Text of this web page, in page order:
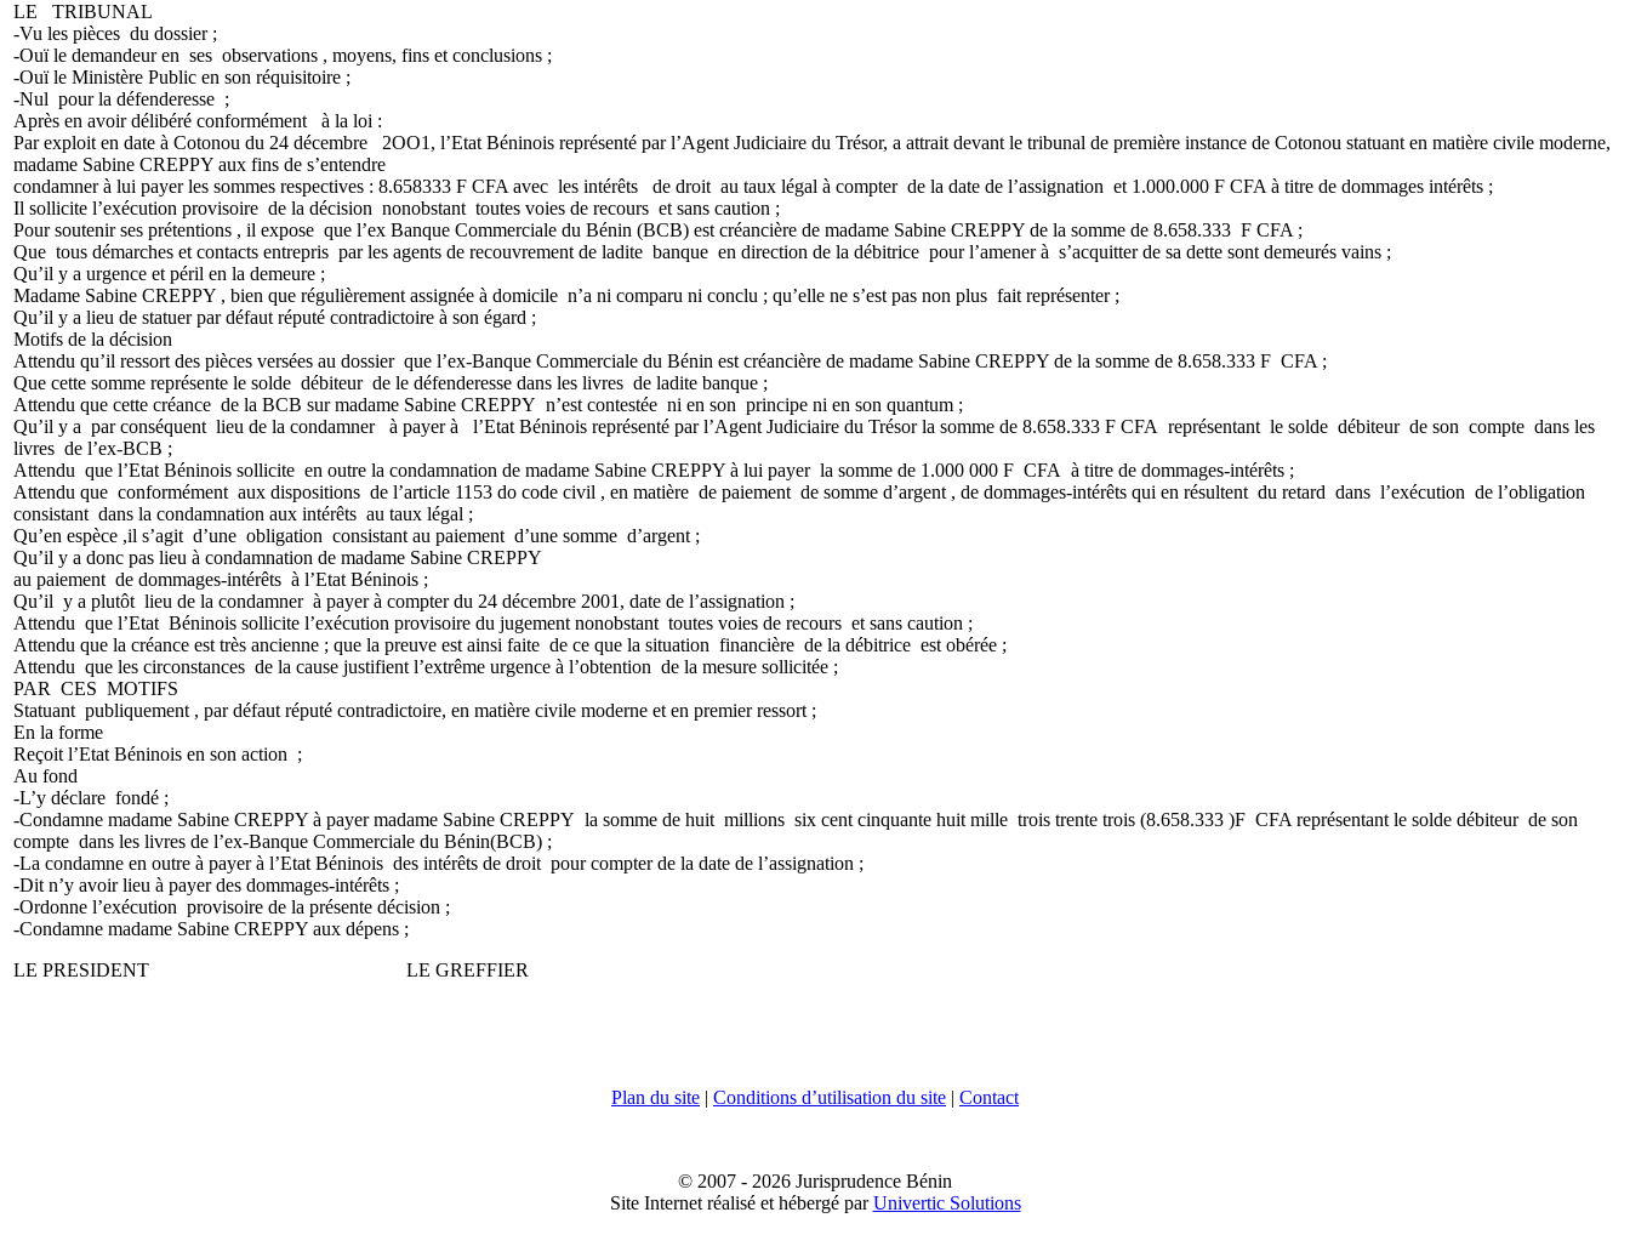
LE TRIBUNAL
-Vu les pièces du dossier ;
-Ouï le demandeur en ses observations , moyens, fins et conclusions ;
-Ouï le Ministère Public en son réquisitoire ;
-Nul pour la défenderesse ;
Après en avoir délibéré conformément à la loi :
Par exploit en date à Cotonou du 24 décembre 2OO1, l’Etat Béninois représenté par l’Agent Judiciaire du Trésor, a attrait devant le tribunal de première instance de Cotonou statuant en matière civile moderne,
madame Sabine CREPPY aux fins de s’entendre
condamner à lui payer les sommes respectives : 8.658333 F CFA avec les intérêts de droit au taux légal à compter de la date de l’assignation et 1.000.000 F CFA à titre de dommages intérêts ;
Il sollicite l’exécution provisoire de la décision nonobstant toutes voies de recours et sans caution ;
Pour soutenir ses prétentions , il expose que l’ex Banque Commerciale du Bénin (BCB) est créancière de madame Sabine CREPPY de la somme de 8.658.333 F CFA ;
Que tous démarches et contacts entrepris par les agents de recouvrement de ladite banque en direction de la débitrice pour l’amener à s’acquitter de sa dette sont demeurés vains ;
Qu’il y a urgence et péril en la demeure ;
Madame Sabine CREPPY , bien que régulièrement assignée à domicile n’a ni comparu ni conclu ; qu’elle ne s’est pas non plus fait représenter ;
Qu’il y a lieu de statuer par défaut réputé contradictoire à son égard ;
Motifs de la décision
Attendu qu’il ressort des pièces versées au dossier que l’ex-Banque Commerciale du Bénin est créancière de madame Sabine CREPPY de la somme de 8.658.333 F CFA ;
Que cette somme représente le solde débiteur de le défenderesse dans les livres de ladite banque ;
Attendu que cette créance de la BCB sur madame Sabine CREPPY n’est contestée ni en son principe ni en son quantum ;
Qu’il y a par conséquent lieu de la condamner à payer à l’Etat Béninois représenté par l’Agent Judiciaire du Trésor la somme de 8.658.333 F CFA représentant le solde débiteur de son compte dans les
livres de l’ex-BCB ;
Attendu que l’Etat Béninois sollicite en outre la condamnation de madame Sabine CREPPY à lui payer la somme de 1.000 000 F CFA à titre de dommages-intérêts ;
Attendu que conformément aux dispositions de l’article 1153 do code civil , en matière de paiement de somme d’argent , de dommages-intérêts qui en résultent du retard dans l’exécution de l’obligation
consistant dans la condamnation aux intérêts au taux légal ;
Qu’en espèce ,il s’agit d’une obligation consistant au paiement d’une somme d’argent ;
Qu’il y a donc pas lieu à condamnation de madame Sabine CREPPY
au paiement de dommages-intérêts à l’Etat Béninois ;
Qu’il y a plutôt lieu de la condamner à payer à compter du 24 décembre 2001, date de l’assignation ;
Attendu que l’Etat Béninois sollicite l’exécution provisoire du jugement nonobstant toutes voies de recours et sans caution ;
Attendu que la créance est très ancienne ; que la preuve est ainsi faite de ce que la situation financière de la débitrice est obérée ;
Attendu que les circonstances de la cause justifient l’extrême urgence à l’obtention de la mesure sollicitée ;
PAR CES MOTIFS
Statuant publiquement , par défaut réputé contradictoire, en matière civile moderne et en premier ressort ;
En la forme
Reçoit l’Etat Béninois en son action ;
Au fond
-L’y déclare fondé ;
-Condamne madame Sabine CREPPY à payer madame Sabine CREPPY la somme de huit millions six cent cinquante huit mille trois trente trois (8.658.333 )F CFA représentant le solde débiteur de son
compte dans les livres de l’ex-Banque Commerciale du Bénin(BCB) ;
-La condamne en outre à payer à l’Etat Béninois des intérêts de droit pour compter de la date de l’assignation ;
-Dit n’y avoir lieu à payer des dommages-intérêts ;
-Ordonne l’exécution provisoire de la présente décision ;
-Condamne madame Sabine CREPPY aux dépens ;
LE PRESIDENT LE GREFFIER
Plan du site | Conditions d’utilisation du site | Contact
© 2007 - 2026 Jurisprudence Bénin
Site Internet réalisé et hébergé parUnivertic Solutions